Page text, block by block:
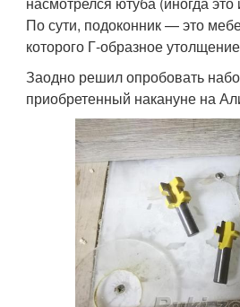
По сути, подоконник — это
которого Г-образное
Заодно решил опробовать
приобретенный накануне на